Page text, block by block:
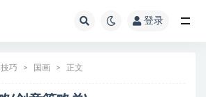
登录
技巧 国画 正文